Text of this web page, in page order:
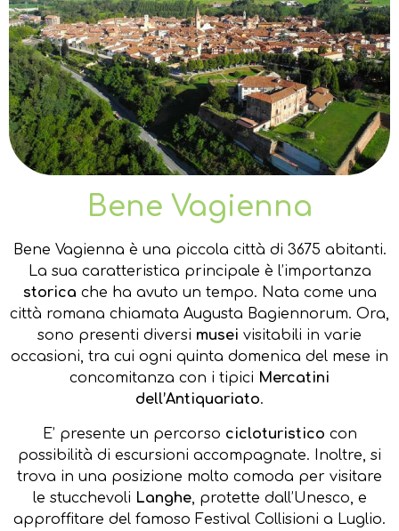
Bene Vagienna
Bene Vagienna è una piccola città di 3675 abitanti.
La sua caratteristica principale è l’importanza
storica che ha avuto un tempo. Nata come una
città romana chiamata Augusta Bagiennorum. Ora,
sono presenti diversi musei visitabili in varie
occasioni, tra cui ogni quinta domenica del mese in
concomitanza con i tipici Mercatini
dell’Antiquariato.
E’ presente un percorso cicloturistico con
possibilità di escursioni accompagnate. Inoltre, si
trova in una posizione molto comoda per visitare
le stucchevoli Langhe, protette dall’Unesco, e
approffitare del famoso Festival Collisioni a Luglio.